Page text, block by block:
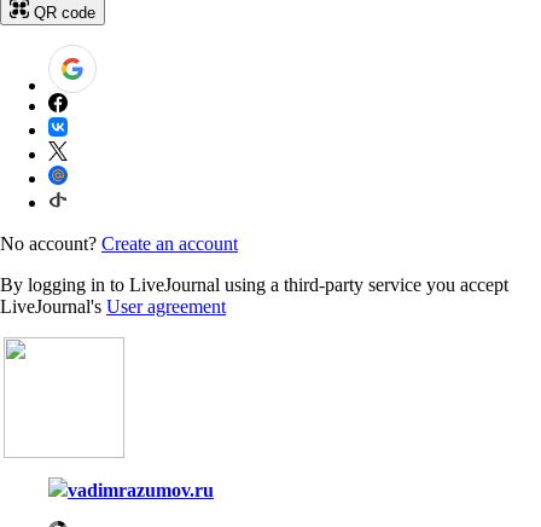
QR code
No account? Create an account
By logging in to LiveJournal using a third-party service you accept
LiveJournal's User agreement
vadimrazumov.ru